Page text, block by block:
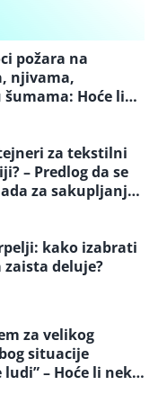
požara na
njivama,
Hoće li
biti kažnjen
za tekstilni
– Predlog da se
za sakupljanje i
u
kako izabrati
deluje?
za velikog
situacije
– Hoće li neko
strogo